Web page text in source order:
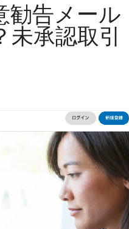
勧告メール
承認取引